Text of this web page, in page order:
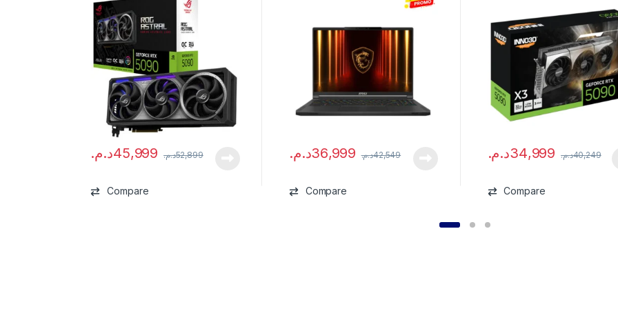
45,999د.م. 52,899د.م.
Compare
36,999د.م. 42,549د.م.
Compare
34,999د.م. 40,249د.م.
Compare